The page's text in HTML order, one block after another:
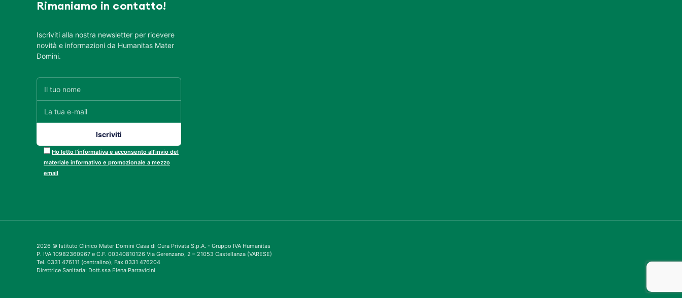
Rimaniamo in contatto!
Iscriviti alla nostra newsletter per ricevere
novità e informazioni da Humanitas Mater
Domini.
Ho letto l’informativa e acconsento all’invio del
materiale informativo e promozionale a mezzo
email
2026 © Istituto Clinico Mater Domini Casa di Cura Privata S.p.A. - Gruppo IVA Humanitas
P. IVA 10982360967 e C.F. 00340810126 Via Gerenzano, 2 – 21053 Castellanza (VARESE)
Tel. 0331 476111 (centralino), Fax 0331 476204
Direttrice Sanitaria: Dott.ssa Elena Parravicini